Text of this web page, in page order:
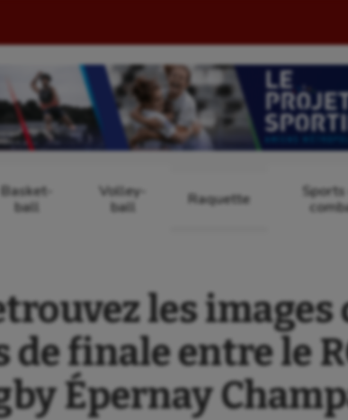
Basket-
ball
Volley-
ball
Raquette
les
de finale entre le
Épernay